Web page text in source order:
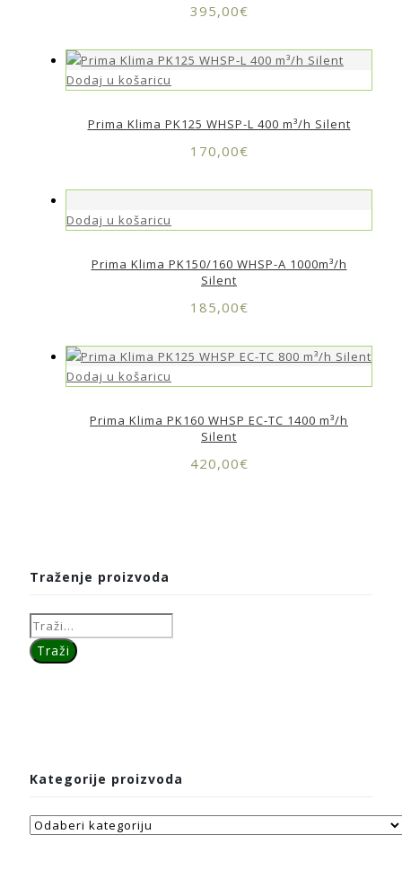
395,00€
Dodaj u košaricu
Prima Klima PK125 WHSP-L 400 m³/h Silent
170,00€
Dodaj u košaricu
Prima Klima PK150/160 WHSP-A 1000m³/h
Silent
185,00€
Dodaj u košaricu
Prima Klima PK160 WHSP EC-TC 1400 m³/h
Silent
420,00€
Traženje proizvoda
Kategorije proizvoda